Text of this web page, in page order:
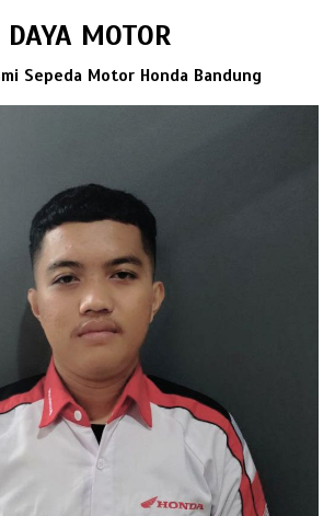
DAYA MOTOR
Sepeda Motor Honda Bandung